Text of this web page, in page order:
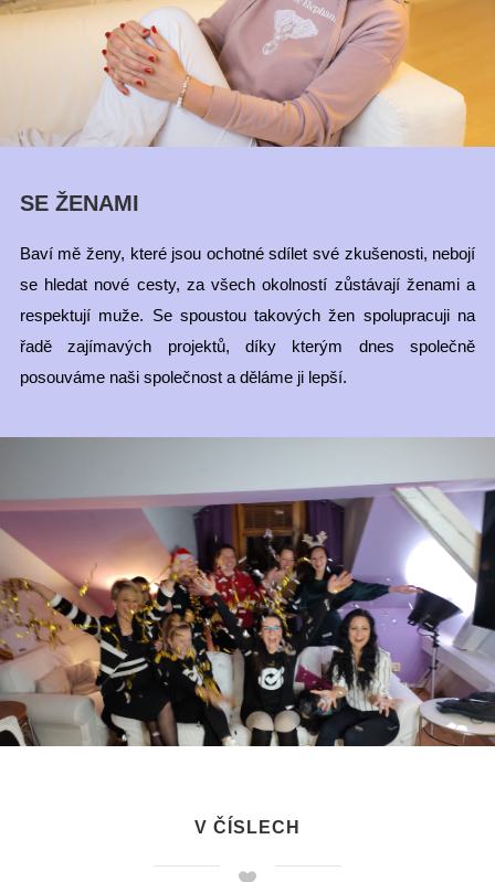
SE ŽENAMI
Baví mě ženy, které jsou ochotné sdílet své zkušenosti, nebojí
se hledat nové cesty, za všech okolností zůstávají ženami a
respektují muže. Se spoustou takových žen spolupracuji na
řadě zajímavých projektů, díky kterým dnes společně
posouváme naši společnost a děláme ji lepší.
V ČÍSLECH